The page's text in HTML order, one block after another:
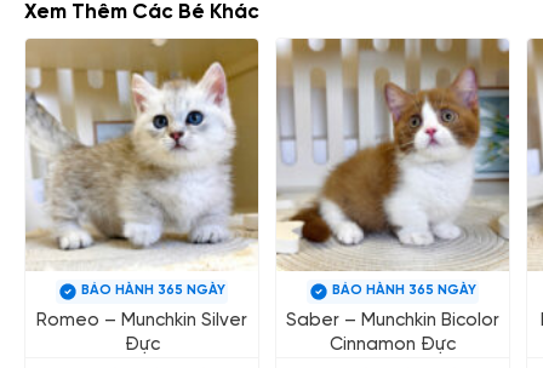
Xem Thêm Các Bé Khác
BẢO HÀNH 365 NGÀY
Romeo – Munchkin Silver
Đực
BẢO HÀNH 365 NGÀY
Saber – Munchkin Bicolor
Cinnamon Đực